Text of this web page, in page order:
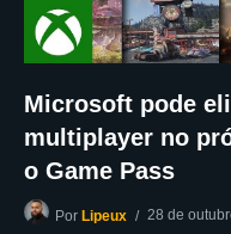
Microsoft pode
multiplayer no
o Game Pass
Por Lipeux 28 de